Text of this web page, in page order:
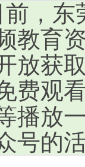
，东
教育
放获
费观
播放
号的